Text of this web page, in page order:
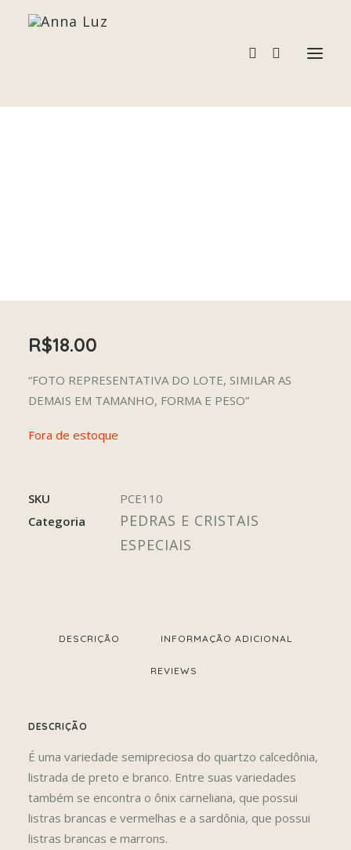
R$18.00
“FOTO REPRESENTATIVA DO LOTE, SIMILAR AS
DEMAIS EM TAMANHO, FORMA E PESO”
Fora de estoque
SKU
PCE110
Categoria
PEDRAS E CRISTAIS
ESPECIAIS
DESCRIÇÃO INFORMAÇÃO ADICIONAL
REVIEWS
DESCRIÇÃO
É uma variedade semipreciosa do quartzo calcedônia,
listrada de preto e branco. Entre suas variedades
também se encontra o ônix carneliana, que possui
listras brancas e vermelhas e a sardônia, que possui
listras brancas e marrons.